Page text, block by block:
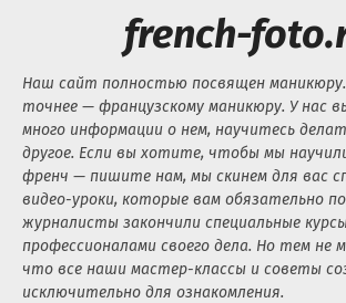
french-
Наш сайт полностью посвящен
точнее — французскому маникюру. У нас
много информации о нем, научитесь
другое. Если вы хотите, чтобы мы
френч — пишите нам, мы скинем для вас
видео-уроки, которые вам обязательно
журналисты закончили специальные
профессионалами своего дела. Но тем не
что все наши мастер-классы и советы
исключительно для ознакомления.